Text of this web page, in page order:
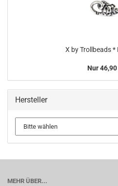
X by Trollbeads *
Nur 46,90
Hersteller
MEHR ÜBER...